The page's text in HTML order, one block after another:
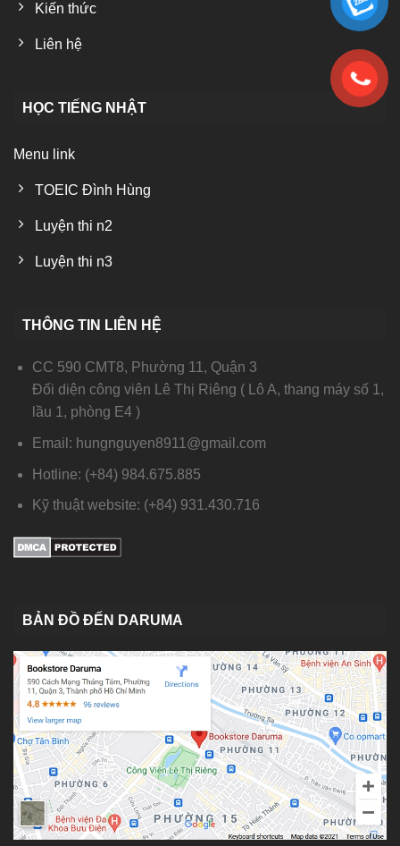
Kiến thức
Liên hệ
HỌC TIẾNG NHẬT
Menu link
TOEIC Đình Hùng
Luyện thi n2
Luyện thi n3
THÔNG TIN LIÊN HỆ
CC 590 CMT8, Phường 11, Quận 3
Đối diện công viên Lê Thị Riêng ( Lô A, thang máy số 1,
lầu 1, phòng E4 )
Email: hungnguyen8911@gmail.com
Hotline: (+84) 984.675.885
Kỹ thuật website: (+84) 931.430.716
BẢN ĐỒ ĐẾN DARUMA